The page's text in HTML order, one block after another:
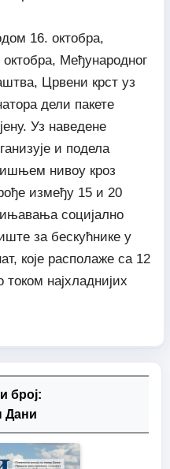
16. октобра,
Међународног
Црвени крст уз
дели пакете
Уз наведене
и подела
нивоу кроз
између 15 и 20
социјално
за бескућнике у
које располаже са 12
током најхладнијих
број:
Дани